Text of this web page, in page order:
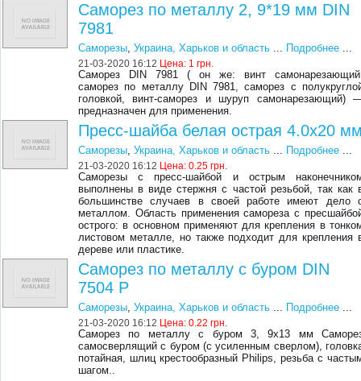
Саморез по металлу 2, 9*19 мм DIN
7981
Саморезы,Украина, Харьков и область ... Подробнее ...
21-03-2020 16:12 Цена: 1 грн.
Саморез DIN 7981 ( он же: винт
саморез по металлу DIN 7981, саморез с
головкой, винт-саморез и шуруп самонарезающий)
предназначен для применения.
Пресс-шайба белая острая 4.0x20
Саморезы,Украина, Харьков и область ... Подробнее ...
21-03-2020 16:12 Цена:0.25 грн.
Саморезы с пресс-шайбой и острым
выполнены в виде стержня с частой резьбой, так как
большинстве случаев в своей работе имеют дело
металлом. Область применения самореза с
острого: в основном применяют для крепления в
листовом металле, но также подходит для крепления
дереве или пластике.
Саморез по металлу с буром DIN
7504 P
Саморезы,Украина, Харьков и область ... Подробнее ...
21-03-2020 16:12 Цена:0.22 грн.
Саморез по металлу с буром 3, 9х13 мм
самосверлящий с буром (с усиленным сверлом),
потайная, шлиц крестообразный Philips, резьба с
шагом..